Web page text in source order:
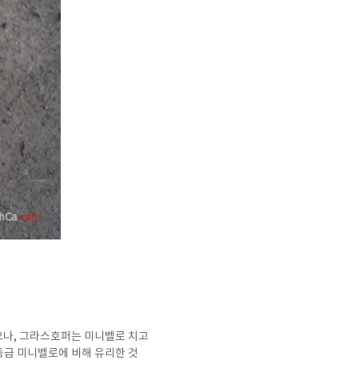
, 그라스호퍼는 미니벨로 치고
미니벨로에 비해 유리한 것